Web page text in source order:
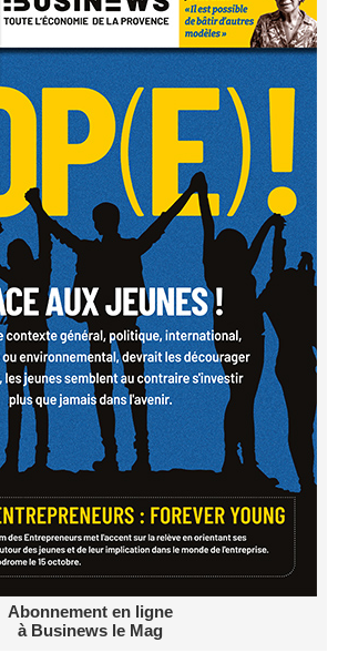
Abonnement en ligne
à Businews le Mag